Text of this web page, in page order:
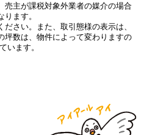
売主が課税対象外業者の媒介の場合
ます。
さい。また、取引態様の表示は、
坪数は、物件によって変わりますの
います。